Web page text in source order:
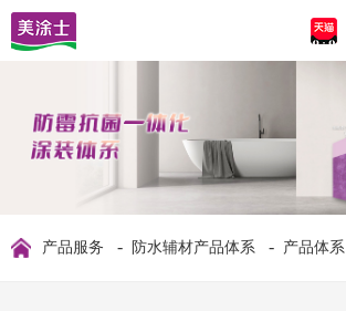
产品服务 - 防水辅材产品体系 - 产品体系